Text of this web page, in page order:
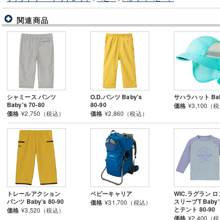
関連商品
シャミース パンツ
Baby's 70-80
価格 ¥2,750（税込）
O.D.パンツ Baby's
80-90
価格 ¥2,860（税込）
サハラハット
価格 ¥3,100（
トレールアクション
パンツ Baby's 80-90
価格 ¥3,520（税込）
ベビーキャリア
価格 ¥31,700（税込）
WIC.ラグラン ロ
スリーブT
とテント 80-90
価格 ¥2,400（